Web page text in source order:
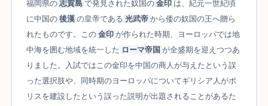
福岡県の 志賀島 で発見された奴国の 金印 は、紀元一世紀頃
に中国の 後漢 の皇帝である 光武帝 から倭の奴国の王へ贈ら
れたものです。この 金印 が作られた時期、ヨーロッパでは地
中海を囲む地域を統一した ローマ帝国 が全盛期を迎えつつあ
りました。入試ではこの金印を中国の商人が与えたという誤
った選択肢や、同時期のヨーロッパについてギリシア人がポ
リスを建設したという誤った説明が出題されることがあるた